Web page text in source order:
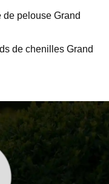
pelouse Grand
de chenilles Grand